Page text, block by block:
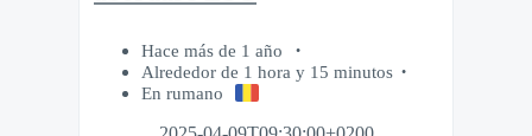
Hace más de 1 año
Alrededor de 1 hora y 15 minutos
En rumano